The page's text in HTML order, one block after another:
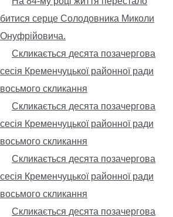
битися серце Солодовника Миколи
Онуфрійовича.
Скликається десята позачергова
сесія Кременчуцької районної ради
восьмого скликання
Скликається десята позачергова
сесія Кременчуцької районної ради
восьмого скликання
Скликається десята позачергова
сесія Кременчуцької районної ради
восьмого скликання
Скликається десята позачергова